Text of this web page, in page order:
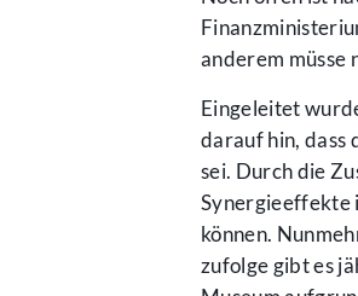
anderem müsse
Eingeleitet
darauf hin, dass
sei. Durch die
Synergieeffekte
können.
zufolge gibt es